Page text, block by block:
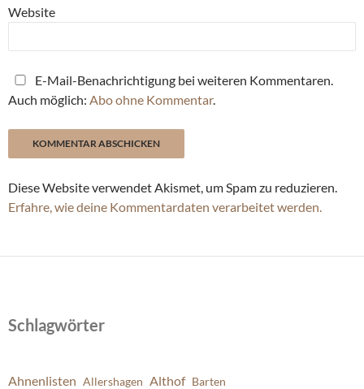
Website
E-Mail-Benachrichtigung bei weiteren Kommentaren.
Auch möglich: Abo ohne Kommentar.
Diese Website verwendet Akismet, um Spam zu reduzieren.
Erfahre, wie deine Kommentardaten verarbeitet werden.
Schlagwörter
Ahnenlisten Allershagen Althof Barten